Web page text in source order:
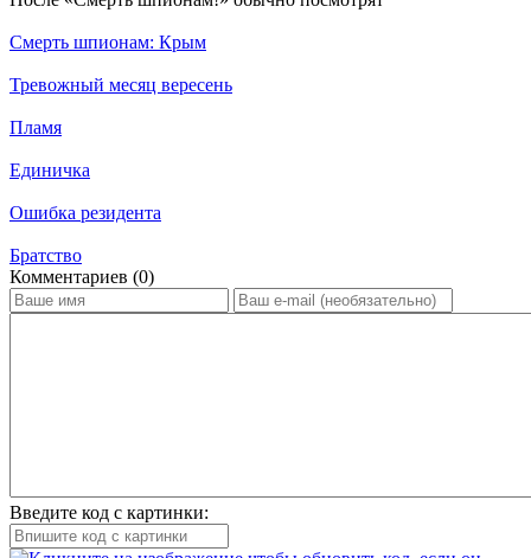
Смерть шпионам: Крым
Тревожный месяц вересень
Пламя
Единичка
Ошибка резидента
Братство
Ком­мен­та­ри­ев (0)
Введите код с картинки: